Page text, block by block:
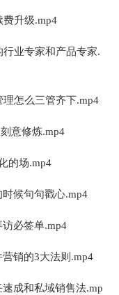
升级.mp4
业专家和产品专家.
怎么三管齐下.mp4
意修炼.mp4
的场.mp4
候句句戳心.mp4
必签单.mp4
销的3大法则.mp4
成和私域销售法.mp